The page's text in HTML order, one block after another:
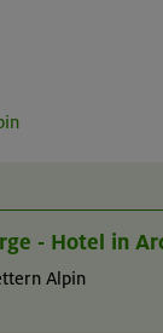
- Hotel in
Alpin